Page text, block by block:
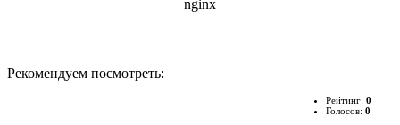
Рекомендуем посмотреть:
Рейтинг: 0
Голосов: 0